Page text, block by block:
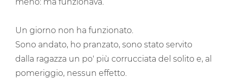
Un giorno non ha funzionato.
Sono andato, ho pranzato, sono stato servito
dalla ragazza un po' più corrucciata del solito e, al
pomeriggio, nessun effetto.